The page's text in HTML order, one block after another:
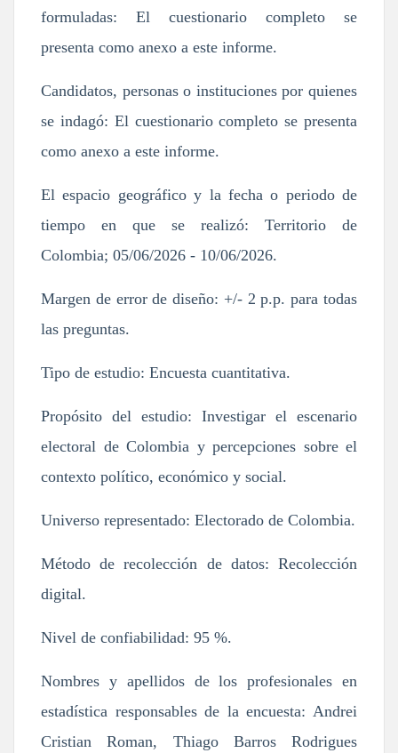
formuladas: El cuestionario completo se
presenta como anexo a este informe.
Candidatos, personas o instituciones por quienes
se indagó: El cuestionario completo se presenta
como anexo a este informe.
El espacio geográfico y la fecha o periodo de
tiempo en que se realizó: Territorio de
Colombia; 05/06/2026 - 10/06/2026.
Margen de error de diseño: +/- 2 p.p. para todas
las preguntas.
Tipo de estudio: Encuesta cuantitativa.
Propósito del estudio: Investigar el escenario
electoral de Colombia y percepciones sobre el
contexto político, económico y social.
Universo representado: Electorado de Colombia.
Método de recolección de datos: Recolección
digital.
Nivel de confiabilidad: 95 %.
Nombres y apellidos de los profesionales en
estadística responsables de la encuesta: Andrei
Cristian Roman, Thiago Barros Rodrigues